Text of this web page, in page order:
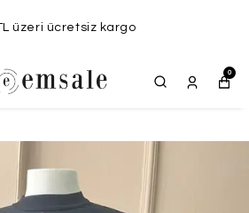
üzeri ücretsiz kargo
0